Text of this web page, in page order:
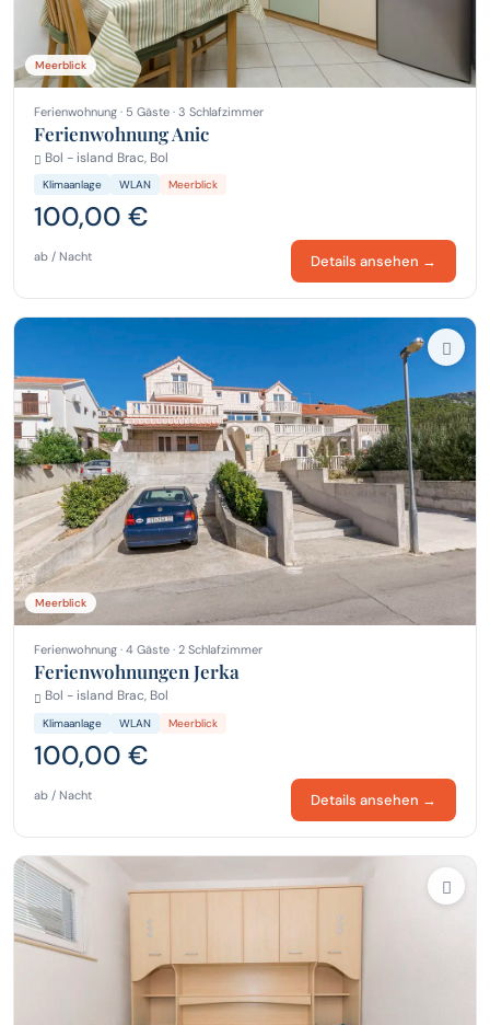
Meerblick
Ferienwohnung · 5 Gäste · 3 Schlafzimmer
Ferienwohnung Anic
Bol - island Brac, Bol
Klimaanlage WLAN Meerblick
100,00 €
ab / Nacht Details ansehen →
Meerblick
Ferienwohnung · 4 Gäste · 2 Schlafzimmer
Ferienwohnungen Jerka
Bol - island Brac, Bol
Klimaanlage WLAN Meerblick
100,00 €
ab / Nacht Details ansehen →